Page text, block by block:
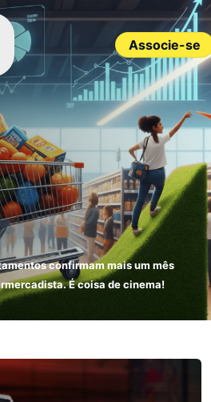
Associe-se
confirmam mais um mês
É coisa de cinema!